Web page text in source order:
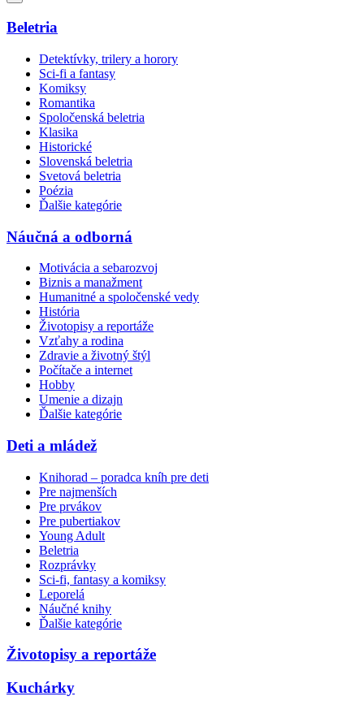
Beletria
Detektívky, trilery a horory
Sci-fi a fantasy
Komiksy
Romantika
Spoločenská beletria
Klasika
Historické
Slovenská beletria
Svetová beletria
Poézia
Ďalšie kategórie
Náučná a odborná
Motivácia a sebarozvoj
Biznis a manažment
Humanitné a spoločenské vedy
História
Životopisy a reportáže
Vzťahy a rodina
Zdravie a životný štýl
Počítače a internet
Hobby
Umenie a dizajn
Ďalšie kategórie
Deti a mládež
Knihorad – poradca kníh pre deti
Pre najmenších
Pre prvákov
Pre pubertiakov
Young Adult
Beletria
Rozprávky
Sci-fi, fantasy a komiksy
Leporelá
Náučné knihy
Ďalšie kategórie
Životopisy a reportáže
Kuchárky